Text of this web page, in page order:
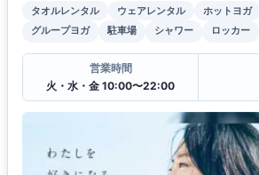
タオルレンタル ウェアレンタル ホットヨガ
グループヨガ
駐車場 シャワー ロッカー
営業時間
火・水・金 10:00〜22:00